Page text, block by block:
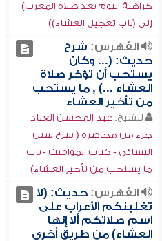
كراهية النوم بعد صلاة المغرب)
إلى (باب تعجيل العشاء))
الفهرس: شرح
حديث: (... وكان
يستحب أن تؤخر صلاة
العشاء ...) , ما يستحب
من تأخير العشاء
للشيخ: عبد المحسن العباد
جزء من محاضرة ( شرح سنن
النسائي - كتاب المواقيت - باب
ما يستحب من تأخير العشاء)
الفهرس:حديث: (لا
تغلبنكم الأعراب على
اسم صلاتكم ألا إنها
العشاء) من طريق أخرى